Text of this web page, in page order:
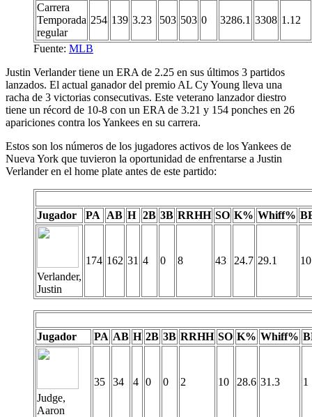
Carrera
Temporada
regular
254 139 3.23 503 503 0 3286.1 3308 1.12
Fuente: MLB
Justin Verlander tiene un ERA de 2.25 en sus últimos 3 partidos
lanzados. El actual ganador del premio AL Cy Young lleva una
racha de 3 victorias consecutivas. Este veterano lanzador diestro
tiene un récord de 10-8 con un ERA de 3.21 y 154 ponches en 26
apariciones contra los Yankees en su carrera.
Estos son los números de los jugadores activos de los Yankees de
Nueva York que tuvieron la oportunidad de enfrentarse a Justin
Verlander en el home plate antes de este partido:
Jugador PA AB H 2B 3B RRHH SO K% Whiff%
Verlander,
Justin
174 162 31 4 0 8 43 24.7 29.1 10
Jugador PA AB H 2B 3B RRHH SO K% Whiff%
Judge,
Aaron
35 34 4 0 0 2 10 28.6 31.3 1